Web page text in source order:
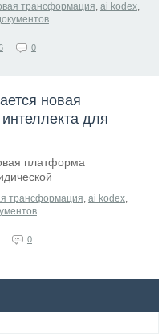
трансформация, ai kodex,
0
новая
для
платформа
трансформация, ai kodex,
0